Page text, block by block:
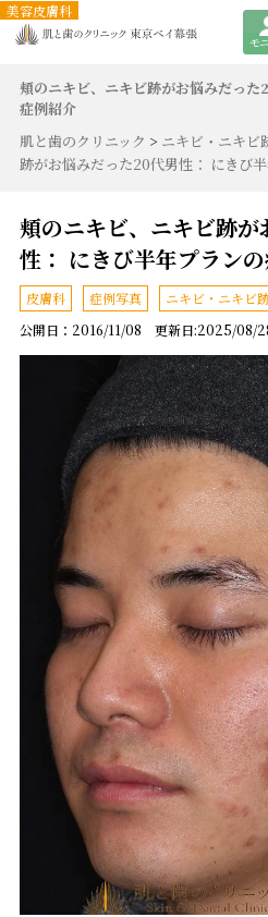
美容皮膚科
モ
頬のニキビ、ニキビ跡がお悩みだっ
症例紹介
肌と歯のクリニック > ニキビ・ニキビ
跡がお悩みだった20代男性： にきび
頬のニキビ、ニキビ跡
性： にきび半年プラン
皮膚科 症例写真
ニキビ・ニキビ
公開日：2016/11/08 更新日:2025/08/